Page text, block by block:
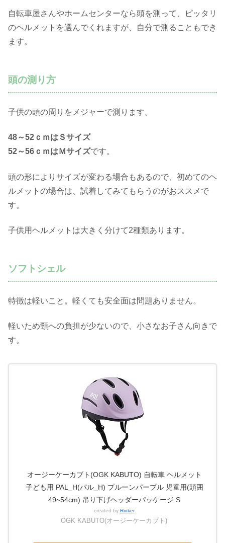
自転車屋さんやホームセンターなら頭を測って、ピッタリ
のヘルメットを選んでくれますが、自分で測ることもでき
ます。
頭の測り方
子供の頭の周りをメジャーで測ります。
48～52ｃｍはＳサイズ
52～56ｃｍはＭサイズです。
頭の形によりサイズが変わる場合もあるので、初めてのヘ
ルメットの場合は、試着してみてもらうのがおススメで
す。
子供用ヘルメットは大きく分けて2種類あります。
ソフトシェル
特徴は軽いこと。軽くても安全面は問題ありません。
軽いため頸への負担が少ないので、小さなお子さん向きで
す。
オージーケーカブト(OGK KABUTO) 自転車 ヘルメット
子ども用 PAL_H(パル_H) プルーンパープル 児童用(頭囲
49~54cm) 吊り下げヘッダーパッケージ S
created by Rinker
OGK KABUTO(オージーケーカブト)